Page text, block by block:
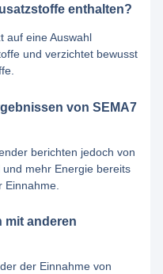
enthalten?
auf eine Auswahl
und verzichtet bewusst
von SEMA7
berichten jedoch von
mehr Energie bereits
Einnahme.
mit anderen
der Einnahme von